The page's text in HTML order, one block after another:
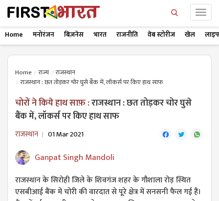
Home मनोरंजन बिज़नेस भारत राजनीति वेब स्टोरीज खेल
Home राज्य
राजस्थान
राजस्थान : छत तोड़कर चोर घुसे बैंक में, लॉकर्स पर किए हाथ साफ
चोरों ने किये हाथ साफ़ :राजस्थान : छत तोड़कर चोर घुसे
बैंक में, लॉकर्स पर किए हाथ साफ
राजस्थान 01 Mar 2021
Ganpat Singh Mandoli
राजस्थान के सिरोही जिले के शिवगंज शहर के गौशाला रोड़ स्थित
एसबीआई बैंक में चोरी की वारदात से पूरे क्षेत्र में सनसनी फैल गई हैं।